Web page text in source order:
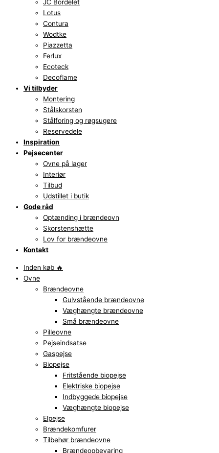
JC Bordelet
Lotus
Contura
Wodtke
Piazzetta
Ferlux
Ecoteck
Decoflame
Vi tilbyder
Montering
Stålskorsten
Stålforing og røgsugere
Reservedele
Inspiration
Pejsecenter
Ovne på lager
Interiør
Tilbud
Udstillet i butik
Gode råd
Optænding i brændeovn
Skorstenshætte
Lov for brændeovne
Kontakt
Inden køb 🔥
Ovne
Brændeovne
Gulvstående brændeovne
Væghængte brændeovne
Små brændeovne
Pilleovne
Pejseindsatse
Gaspejse
Biopejse
Fritstående biopejse
Elektriske biopejse
Indbyggede biopejse
Væghængte biopejse
Elpejse
Brændekomfurer
Tilbehør brændeovne
Brændeopbevaring